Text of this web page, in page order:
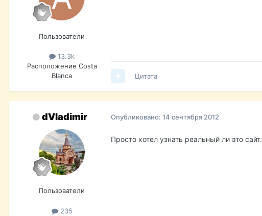
Пользователи
13.3k
Расположение Costa
Blanca
Цитата
dVladimir
Пользователи
235
Опубликовано: 14 сентября 2012
Просто хотел узнать реальный ли это сайт.